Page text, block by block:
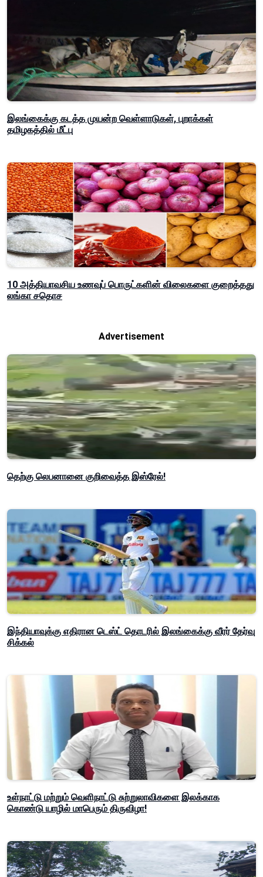
இலங்கைக்கு கடத்த முயன்ற வெள்ளாடுகள், புறாக்கள்
தமிழகத்தில் மீட்பு
10 அத்தியாவசிய உணவுப் பொருட்களின் விலைகளை குறைத்தது
லங்கா சதொச
Advertisement
தெற்கு லெபனானை குறிவைத்த இஸ்ரேல்!
இந்தியாவுக்கு எதிரான டெஸ்ட் தொடரில் இலங்கைக்கு வீரர் தேர்வு
சிக்கல்
உள்நாட்டு மற்றும் வெளிநாட்டு சுற்றுலாவிகளை இலக்காக
கொண்டு யாழில் மாபெரும் திருவிழா!